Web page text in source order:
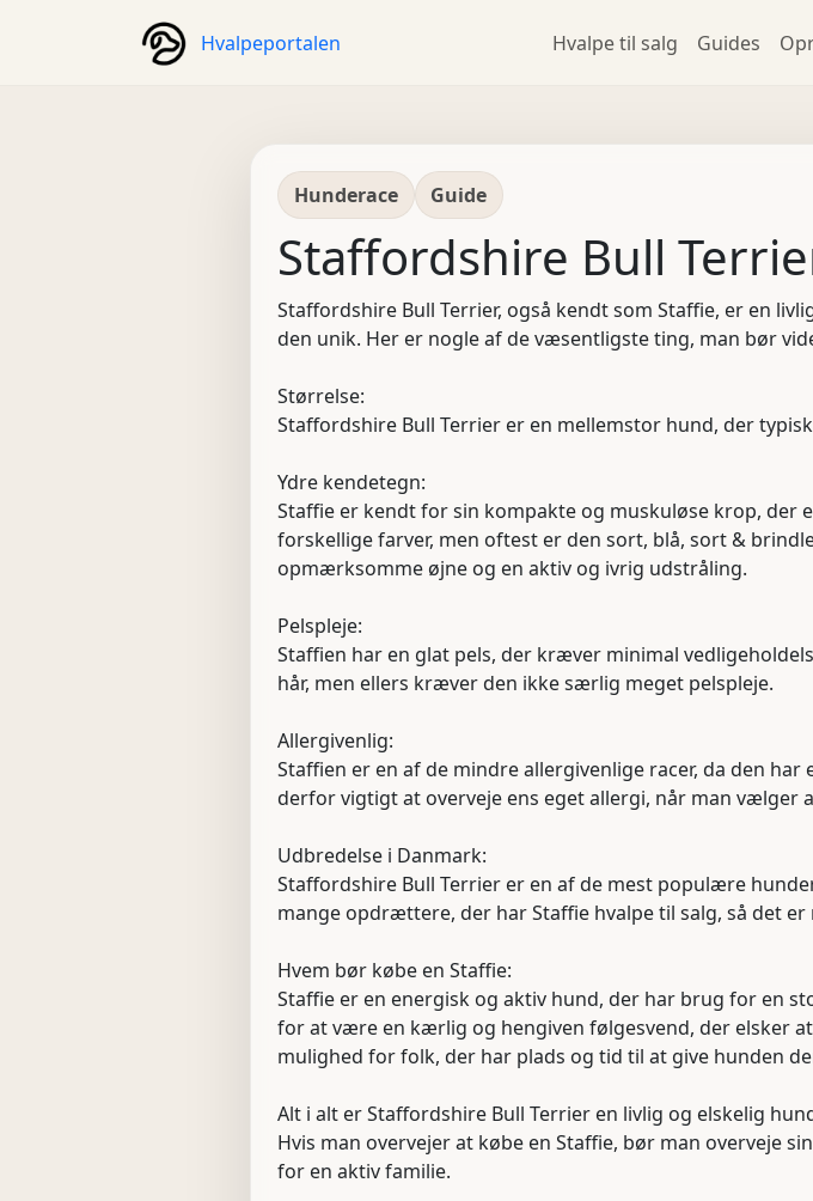
Hvalpeportalen Hvalpe til salg Guides
Hunderace Guide
Staffordshire Bull
Staffordshire Bull Terrier, også kendt som Staffie, er en
den unik. Her er nogle af de væsentligste ting, man bør
Størrelse:
Staffordshire Bull Terrier er en mellemstor hund, der
Ydre kendetegn:
Staffie er kendt for sin kompakte og muskuløse krop,
forskellige farver, men oftest er den sort, blå, sort &
opmærksomme øjne og en aktiv og ivrig udstråling.
Pelspleje:
Staffien har en glat pels, der kræver minimal
hår, men ellers kræver den ikke særlig meget pelspleje.
Allergivenlig:
Staffien er en af de mindre allergivenlige racer, da den
derfor vigtigt at overveje ens eget allergi, når man vælger
Udbredelse i Danmark:
Staffordshire Bull Terrier er en af de mest populære
mange opdrættere, der har Staffie hvalpe til salg, så det
Hvem bør købe en Staffie:
Staffie er en energisk og aktiv hund, der har brug for en
for at være en kærlig og hengiven følgesvend, der elsker
mulighed for folk, der har plads og tid til at give hunden
Alt i alt er Staffordshire Bull Terrier en livlig og elskelig
Hvis man overvejer at købe en Staffie, bør man overveje
for en aktiv familie.